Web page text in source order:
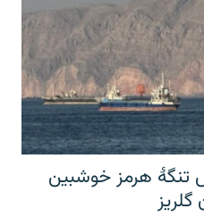
تنگهٔ هرمز خوشبین